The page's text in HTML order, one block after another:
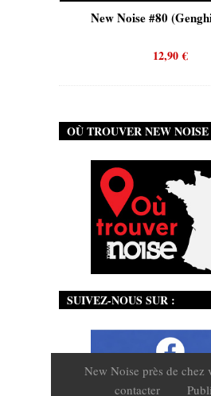
New Noise #80 (Genghis Tron)
OÙ TROUVER NEW NOISE
SUIVEZ-NOUS SUR :
New Noise près de chez
contacter